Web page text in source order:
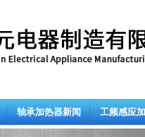
轴承加热器新闻 工频感应